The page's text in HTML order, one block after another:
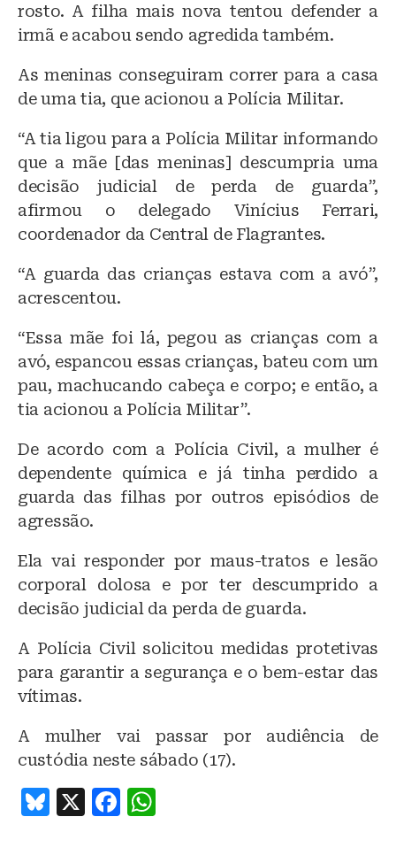
rosto. A filha mais nova tentou defender a
irmã e acabou sendo agredida também.
As meninas conseguiram correr para a casa
de uma tia, que acionou a Polícia Militar.
“A tia ligou para a Polícia Militar informando
que a mãe [das meninas] descumpria uma
decisão judicial de perda de guarda”,
afirmou o delegado Vinícius Ferrari,
coordenador da Central de Flagrantes.
“A guarda das crianças estava com a avó”,
acrescentou.
“Essa mãe foi lá, pegou as crianças com a
avó, espancou essas crianças, bateu com um
pau, machucando cabeça e corpo; e então, a
tia acionou a Polícia Militar”.
De acordo com a Polícia Civil, a mulher é
dependente química e já tinha perdido a
guarda das filhas por outros episódios de
agressão.
Ela vai responder por maus-tratos e lesão
corporal dolosa e por ter descumprido a
decisão judicial da perda de guarda.
A Polícia Civil solicitou medidas protetivas
para garantir a segurança e o bem-estar das
vítimas.
A mulher vai passar por audiência de
custódia neste sábado (17).
B
X
F